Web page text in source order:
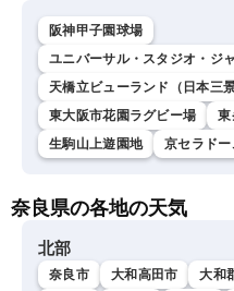
阪神甲子園球場
ユニバーサル・スタジオ・ジ
天橋立ビューランド（日本三景
東大阪市花園ラグビー場
東
生駒山上遊園地
京セラドー
奈良県の各地の天気
北部
奈良市 大和高田市 大和